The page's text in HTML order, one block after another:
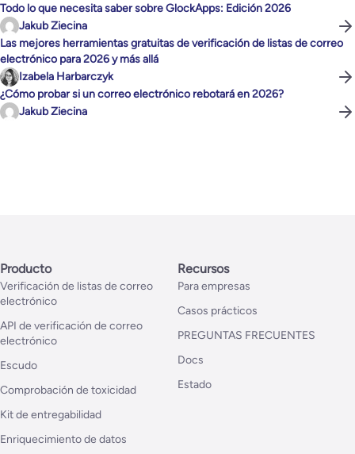
Todo lo que necesita saber sobre GlockApps: Edición 2026
Jakub Ziecina
Las mejores herramientas gratuitas de verificación de listas de correo
electrónico para 2026 y más allá
Izabela Harbarczyk
¿Cómo probar si un correo electrónico rebotará en 2026?
Jakub Ziecina
Producto
Verificación de listas de correo
electrónico
API de verificación de correo
electrónico
Escudo
Comprobación de toxicidad
Kit de entregabilidad
Enriquecimiento de datos
Recursos
Para empresas
Casos prácticos
PREGUNTAS FRECUENTES
Docs
Estado